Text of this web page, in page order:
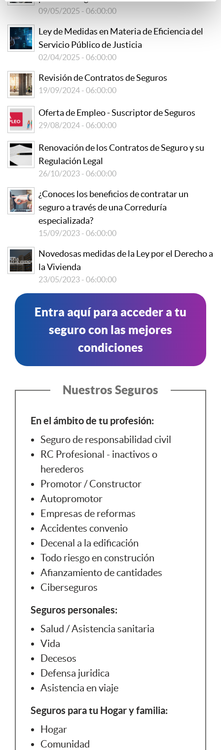
09/05/2025 - 06:00:00
Ley de Medidas en Materia de Eficiencia del
Servicio Público de Justicia
02/04/2025 - 06:00:00
Revisión de Contratos de Seguros
19/09/2024 - 06:00:00
Oferta de Empleo - Suscriptor de Seguros
29/08/2024 - 06:00:00
Renovación de los Contratos de Seguro y su
Regulación Legal
26/10/2023 - 06:00:00
¿Conoces los beneficios de contratar un
seguro a través de una Correduría
especializada?
15/09/2023 - 06:00:00
Novedosas medidas de la Ley por el Derecho a
la Vivienda
23/05/2023 - 06:00:00
Entra aquí para acceder a tu
seguro con las mejores
condiciones
Nuestros Seguros
En el ámbito de tu profesión:
Seguro de responsabilidad civil
RC Profesional - inactivos o
herederos
Promotor / Constructor
Autopromotor
Empresas de reformas
Accidentes convenio
Decenal a la edificación
Todo riesgo en construción
Afianzamiento de cantidades
Ciberseguros
Seguros personales:
Salud / Asistencia sanitaria
Vida
Decesos
Defensa juridica
Asistencia en viaje
Seguros para tu Hogar y familia:
Hogar
Comunidad